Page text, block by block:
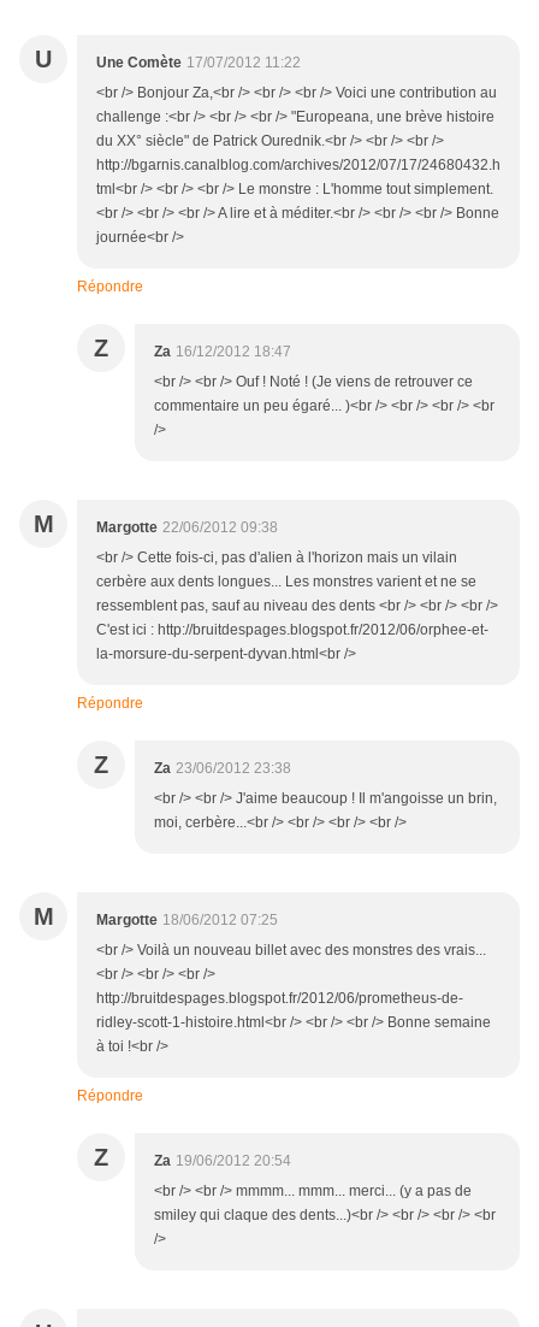
U Une Comète 17/07/2012 11:22
<br /> Bonjour Za,<br /> <br /> <br /> Voici une contribution au
challenge :<br /> <br /> <br /> "Europeana, une brève histoire
du XX° siècle" de Patrick Ourednik.<br /> <br /> <br />
http://bgarnis.canalblog.com/archives/2012/07/17/24680432.h
tml<br /> <br /> <br /> Le monstre : L'homme tout simplement.
<br /> <br /> <br /> A lire et à méditer.<br /> <br /> <br /> Bonne
journée<br />
Répondre
Z Za 16/12/2012 18:47
<br /> <br /> Ouf ! Noté ! (Je viens de retrouver ce
commentaire un peu égaré... )<br /> <br /> <br /> <br
/>
M Margotte 22/06/2012 09:38
<br /> Cette fois-ci, pas d'alien à l'horizon mais un vilain
cerbère aux dents longues... Les monstres varient et ne se
ressemblent pas, sauf au niveau des dents <br /> <br /> <br />
C'est ici : http://bruitdespages.blogspot.fr/2012/06/orphee-et-
la-morsure-du-serpent-dyvan.html<br />
Répondre
Z Za 23/06/2012 23:38
<br /> <br /> J'aime beaucoup ! Il m'angoisse un brin,
moi, cerbère...<br /> <br /> <br /> <br />
M Margotte 18/06/2012 07:25
<br /> Voilà un nouveau billet avec des monstres des vrais...
<br /> <br /> <br />
http://bruitdespages.blogspot.fr/2012/06/prometheus-de-
ridley-scott-1-histoire.html<br /> <br /> <br /> Bonne semaine
à toi !<br />
Répondre
Z Za 19/06/2012 20:54
<br /> <br /> mmmm... mmm... merci... (y a pas de
smiley qui claque des dents...)<br /> <br /> <br /> <br
/>